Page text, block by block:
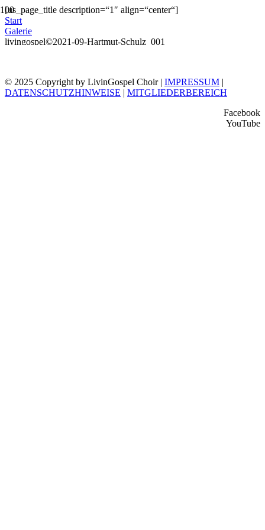
[us_page_title description=“1″ align=“center“]
Start
Galerie
livingospel©2021-09-Hartmut-Schulz_001
© 2025 Copyright by LivinGospel Choir | IMPRESSUM |
DATENSCHUTZHINWEISE | MITGLIEDERBEREICH
Facebook
YouTube